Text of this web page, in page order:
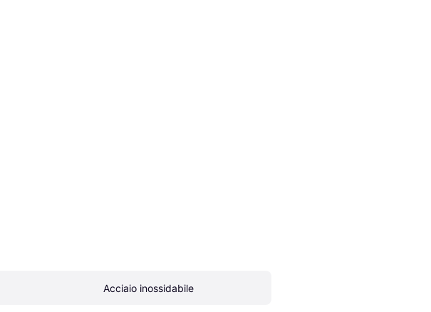
Acciaio inossidabile